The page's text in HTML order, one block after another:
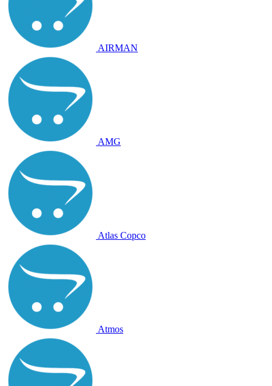
AIRMAN
AMG
Atlas Copco
Atmos